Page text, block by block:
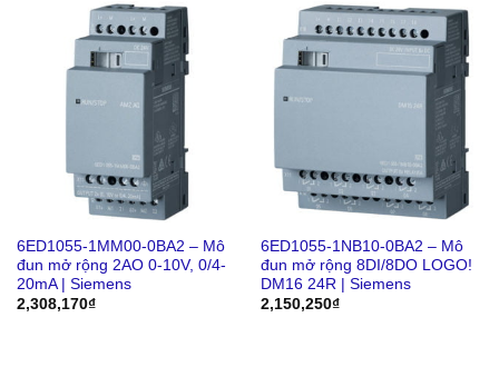
6ED1055-1MM00-0BA2 – Mô
đun mở rộng 2AO 0-10V, 0/4-
20mA | Siemens
2,308,170₫
6ED1055-1NB10-0BA2 – Mô
đun mở rộng 8DI/8DO LOGO!
DM16 24R | Siemens
2,150,250₫